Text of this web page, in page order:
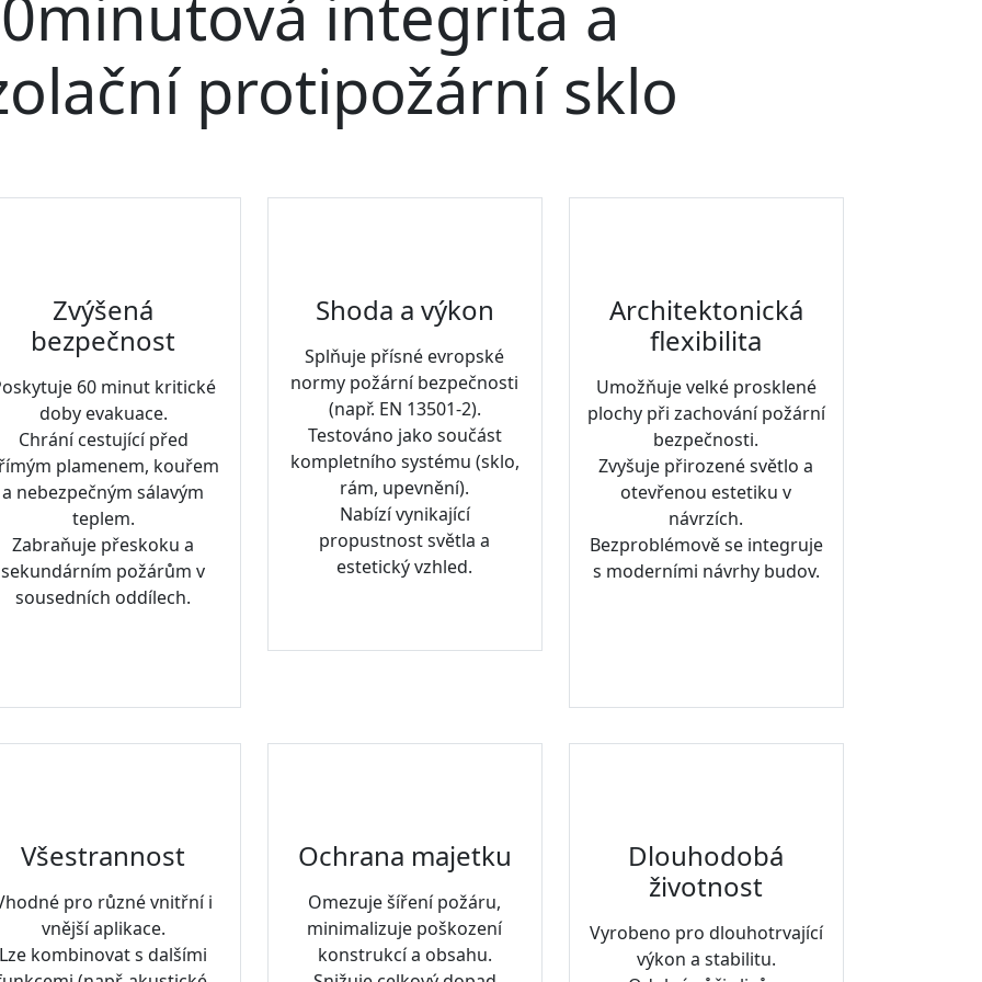
protipožární sklo
Zvýšená
bezpečnost
60 minut kritické
doby evakuace.
Chrání cestující před
plamenem, kouřem
a nebezpečným sálavým
teplem.
Zabraňuje přeskoku a
sekundárním požárům v
sousedních oddílech.
Shoda a výkon
Splňuje přísné evropské
normy požární bezpečnosti
(např. EN 13501-2).
Testováno jako součást
kompletního systému (sklo,
rám, upevnění).
Nabízí vynikající
propustnost světla a
estetický vzhled.
Architektonická
flexibilita
Umožňuje velké prosklené
plochy při zachování požární
bezpečnosti.
Zvyšuje přirozené světlo a
otevřenou estetiku v
návrzích.
Bezproblémově se integruje
s moderními návrhy budov.
Všestrannost
pro různé vnitřní i
vnější aplikace.
Lze kombinovat s dalšími
Ochrana majetku
Omezuje šíření požáru,
minimalizuje poškození
konstrukcí a obsahu.
Dlouhodobá
životnost
Vyrobeno pro dlouhotrvající
výkon a stabilitu.